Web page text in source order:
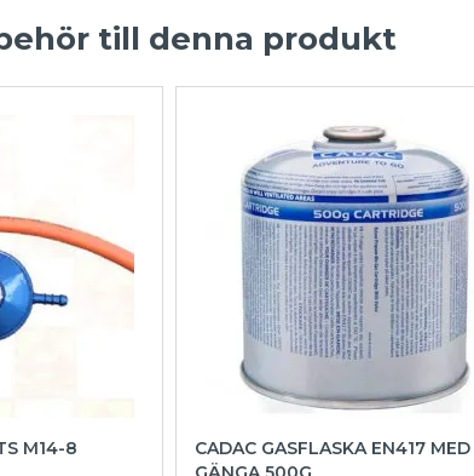
till denna produkt
M14-8
CADAC GASFLASKA EN417 MED